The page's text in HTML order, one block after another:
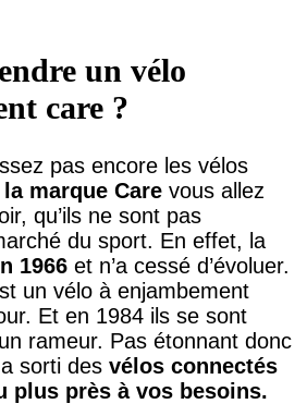
un vélo
care ?
pas encore les vélos
la marque Care vous allez
qu’ils ne sont pas
du sport. En effet, la
1966 et n’a cessé d’évoluer.
un vélo à enjambement
Et en 1984 ils se sont
rameur. Pas étonnant donc
sorti des vélos connectés
plus près à vos besoins.